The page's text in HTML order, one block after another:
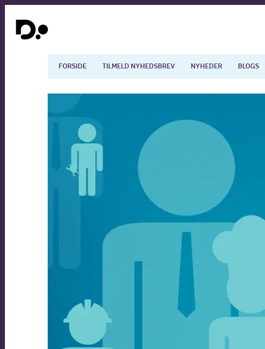
FORSIDE TILMELD NYHEDSBREV NYHEDER BLOGS
Arbejdsmarkedet Uddannelse